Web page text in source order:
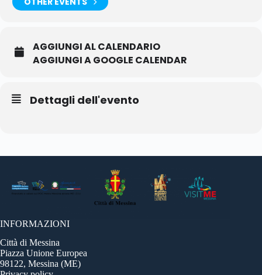
AGGIUNGI AL CALENDARIO
AGGIUNGI A GOOGLE CALENDAR
Dettagli dell'evento
INFORMAZIONI
Città di Messina
Piazza Unione Europea
98122, Messina (ME)